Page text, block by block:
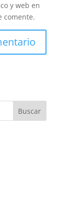
y web en
comente.